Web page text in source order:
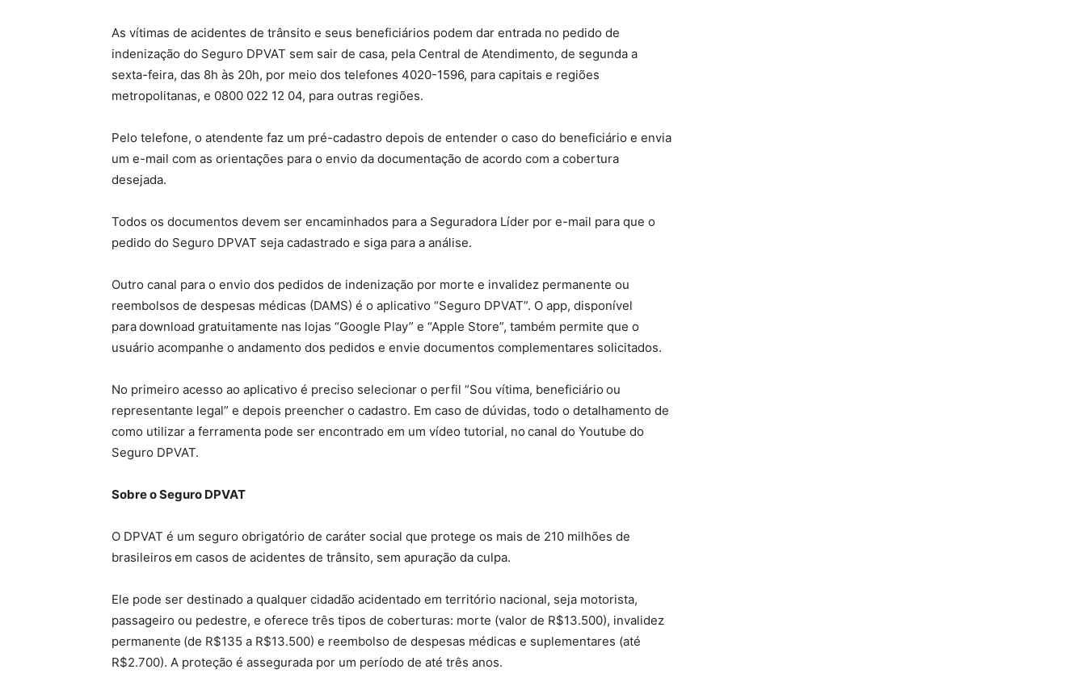
As vítimas de acidentes de trânsito e seus beneficiários podem dar entrada no pedido de
indenização do Seguro DPVAT sem sair de casa, pela Central de Atendimento, de segunda a
sexta-feira, das 8h às 20h, por meio dos telefones 4020-1596, para capitais e regiões
metropolitanas, e 0800 022 12 04, para outras regiões.
Pelo telefone, o atendente faz um pré-cadastro depois de entender o caso do beneficiário e envia
um e-mail com as orientações para o envio da documentação de acordo com a cobertura
desejada.
Todos os documentos devem ser encaminhados para a Seguradora Líder por e-mail para que o
pedido do Seguro DPVAT seja cadastrado e siga para a análise.
Outro canal para o envio dos pedidos de indenização por morte e invalidez permanente ou
reembolsos de despesas médicas (DAMS) é o aplicativo “Seguro DPVAT”. O app, disponível
para download gratuitamente nas lojas “Google Play” e “Apple Store”, também permite que o
usuário acompanhe o andamento dos pedidos e envie documentos complementares solicitados.
No primeiro acesso ao aplicativo é preciso selecionar o perfil “Sou vítima, beneficiário ou
representante legal” e depois preencher o cadastro. Em caso de dúvidas, todo o detalhamento de
como utilizar a ferramenta pode ser encontrado em um vídeo tutorial, no canal do Youtube do
Seguro DPVAT.
Sobre o Seguro DPVAT
O DPVAT é um seguro obrigatório de caráter social que protege os mais de 210 milhões de
brasileiros em casos de acidentes de trânsito, sem apuração da culpa.
Ele pode ser destinado a qualquer cidadão acidentado em território nacional, seja motorista,
passageiro ou pedestre, e oferece três tipos de coberturas: morte (valor de R$13.500), invalidez
permanente (de R$135 a R$13.500) e reembolso de despesas médicas e suplementares (até
R$2.700). A proteção é assegurada por um período de até três anos.